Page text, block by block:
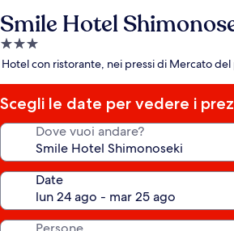
Smile Hotel
Struttura
a
stelle
Hotel con ristorante, nei pressi di Mercato
Scegli le date per vedere i
Dove vuoi andare?
Date